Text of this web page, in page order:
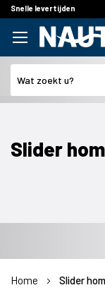
Snelle levertijden
Slider
Home Slider